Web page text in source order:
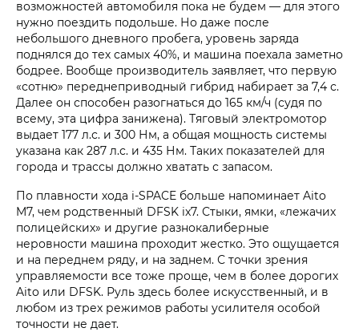
возможностей автомобиля пока не будем — для этого
нужно поездить подольше. Но даже после
небольшого дневного пробега, уровень заряда
поднялся до тех самых 40%, и машина поехала заметно
бодрее. Вообще производитель заявляет, что первую
«сотню» переднеприводный гибрид набирает за 7,4 с.
Далее он способен разогнаться до 165 км/ч (судя по
всему, эта цифра занижена). Тяговый электромотор
выдает 177 л.с. и 300 Нм, а общая мощность системы
указана как 287 л.с. и 435 Нм. Таких показателей для
города и трассы должно хватать с запасом.
По плавности хода i‑SPACE больше напоминает Aito
M7, чем родственный DFSK ix7. Стыки, ямки, «лежачих
полицейских» и другие разнокалиберные
неровности машина проходит жестко. Это ощущается
и на переднем ряду, и на заднем. С точки зрения
управляемости все тоже проще, чем в более дорогих
Aito или DFSK. Руль здесь более искусственный, и в
любом из трех режимов работы усилителя особой
точности не дает.